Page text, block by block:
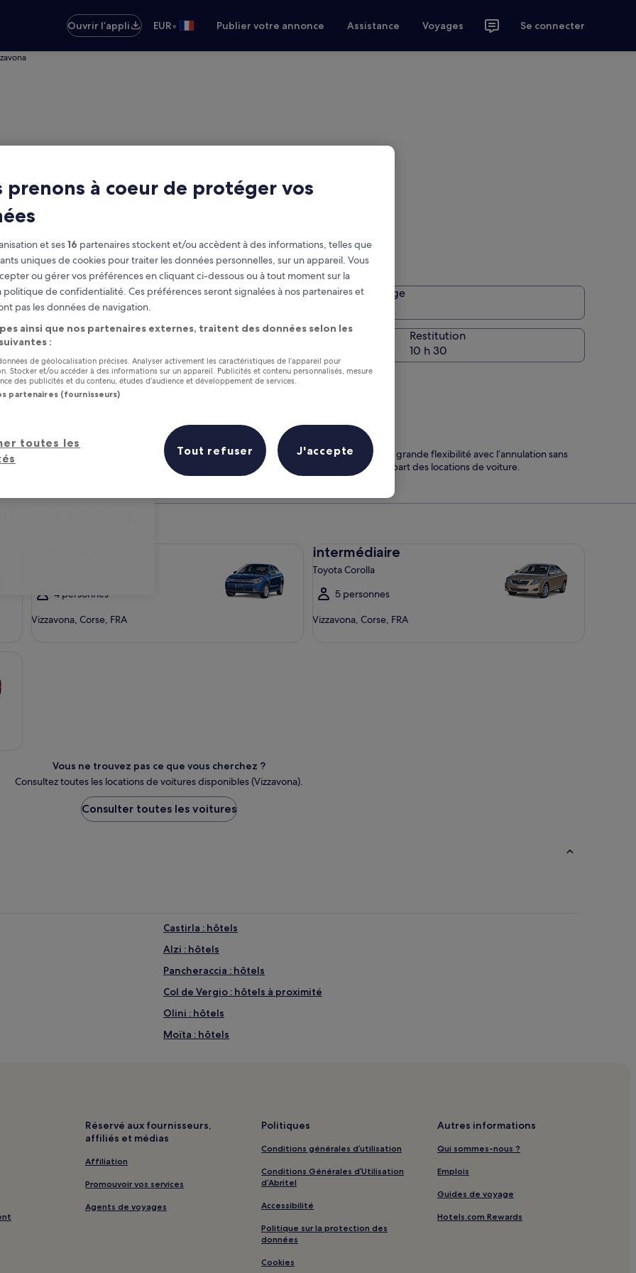
Ouvrir l’appli
EUR• Publier votre annonce Assistance Voyages Se connecter
location abordables
de voitures dans les environs
Restitution identique à la prise en charge
Restitution identique à la prise en charge
Prise en charge Restitution
Nos membres économisent 10 % supplémentaires sur
une sélection d’hôtels, de voitures et de locations de
Profitez d’une grande flexibilité avec l’annulation sans
frais sur la plupart des locations de voiture.
4 personnes
Vizzavona, Corse, FRA
Intermédiaire
Toyota Corolla
5 personnes
Vizzavona, Corse, FRA
Vous ne trouvez pas ce que vous cherchez ?
Consultez toutes les locations de voitures disponibles (Vizzavona).
Consulter toutes les voitures
Castirla : hôtels
Alzi : hôtels
Pancheraccia : hôtels
Col de Vergio : hôtels à proximité
Olini : hôtels
Moïta : hôtels
Guargualé : hôtels
Saliceto : hôtels
Corte : hôtels Hôtels avec parking
Corte : hôtels
Grosseto-Prugna : hôtels Hôtels familiaux
Tour d'Ancône : hôtels à proximité
Réservé aux fournisseurs,
affiliés et médias
Affiliation
Promouvoir vos services
Agents de voyages
Politiques
Conditions générales d’utilisation
Conditions Générales d’Utilisation
d’Abritel
Accessibilité
Politique sur la protection des
données
Cookies
Autres informations
Qui sommes-nous ?
Emplois
Guides de voyage
Hotels.com Rewards
prenons à coeur de protéger vos
et ses16 partenaires stockent et/ou accèdent à des informations, telles que
uniques de cookies pour traiter les données personnelles, sur un appareil. Vous
ou gérer vos préférences en cliquant ci-dessous ou à tout moment sur la
politique de confidentialité. Ces préférences seront signalées à nos partenaires et
pas les données de navigation.
ainsi que nos partenaires externes, traitent des données selon les
:
de géolocalisation précises. Analyser activement les caractéristiques de l’appareil pour
Stocker et/ou accéder à des informations sur un appareil. Publicités et contenu personnalisés, mesure
des publicités et du contenu, études d’audience et développement de services.
partenaires (fournisseurs)
toutes les
Tout refuser J'accepte